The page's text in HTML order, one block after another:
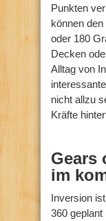
Punkten
können
oder 180
Decken
Alltag von
nicht allzu
Kräfte
Gears
im
Inversion
360 geplant